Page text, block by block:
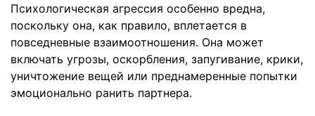
Психологическая агрессия особенно вредна,
поскольку она, как правило, вплетается в
повседневные взаимоотношения. Она может
включать угрозы, оскорбления, запугивание, крики,
уничтожение вещей или преднамеренные попытки
эмоционально ранить партнера.